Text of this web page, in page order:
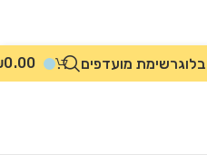
בלוגרשימת מועדפים 0.00